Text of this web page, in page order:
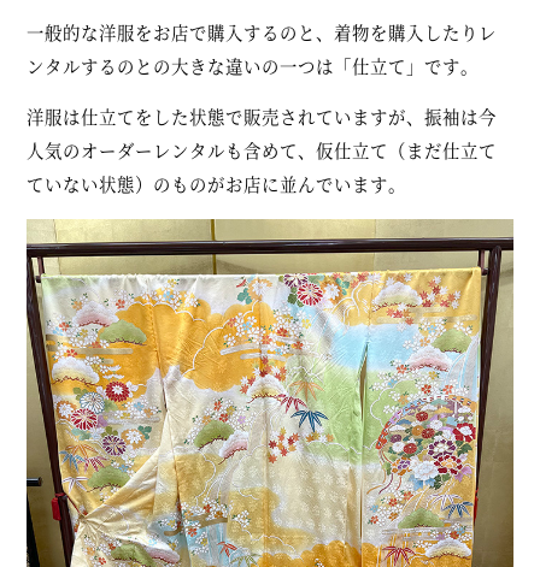
一般的な洋服をお店で購入するのと、着物を購入したりレ
ンタルするのとの大きな違いの一つは「仕立て」です。
洋服は仕立てをした状態で販売されていますが、振袖は今
人気のオーダーレンタルも含めて、仮仕立て（まだ仕立て
ていない状態）のものがお店に並んでいます。